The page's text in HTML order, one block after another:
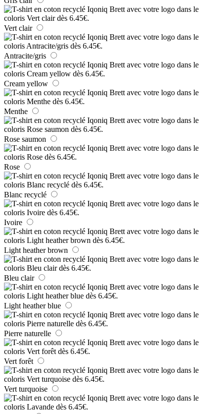
Vert clair
Antracite/gris
Cream yellow
Menthe
Rose saumon
Rose
Blanc recyclé
Ivoire
Light heather brown
Bleu clair
Light heather blue
Pierre naturelle
Vert forêt
Vert turquoise